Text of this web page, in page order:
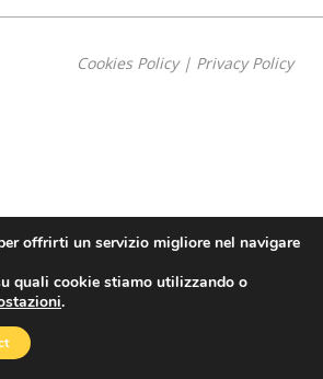
Cookies Policy| Privacy Policy
offrirti un servizio migliore nel navigare
quali cookie stiamo utilizzando o
.